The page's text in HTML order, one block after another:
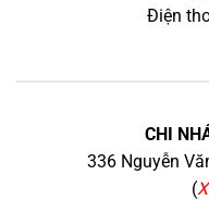
Điện
CHI
336 Nguyễn
(